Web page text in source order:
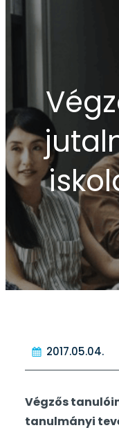
2017.05.04.
Végzős
tanulmányi